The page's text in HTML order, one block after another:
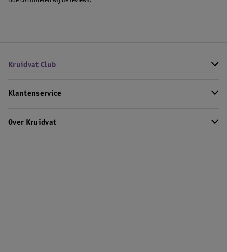
Kruidvat Club
Klantenservice
Over Kruidvat